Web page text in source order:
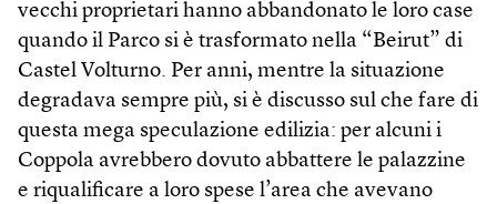
vecchi proprietari hanno abbandonato le loro case
quando il Parco si è trasformato nella “Beirut” di
Castel Volturno. Per anni, mentre la situazione
degradava sempre più, si è discusso sul che fare di
questa mega speculazione edilizia: per alcuni i
Coppola avrebbero dovuto abbattere le palazzine
e riqualificare a loro spese l’area che avevano